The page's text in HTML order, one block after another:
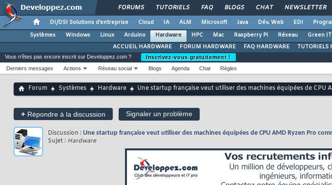
FORUMS TUTORIELS FAQ BLOGS CHAT NEWSLETTER
DI/DSI Solutions d'entreprise Cloud IA ALM Microsoft Java Dév. Web EDI
Systèmes
Windows Linux Arduino Hardware HPC Mac Raspberry Pi Réseau Green IT
ACCUEIL HARDWARE
FORUM HARDWARE FAQ HARDWARE TUTORIELS
Vous n'êtes pas encore inscrit sur Developpez.com ?
Inscrivez-vous gratuitement !
Derniers messages
Actions Réseau social Blogs Agenda Chat Règles
Forum Systèmes Hardware Une startup française veut utiliser des machines équipées de CPU
+ Répondre à la discussion Signaler un problème
Discussion : Une startup française veut utiliser des machines équipées de CPU AMD Ryzen Pro
Sujet : Hardware